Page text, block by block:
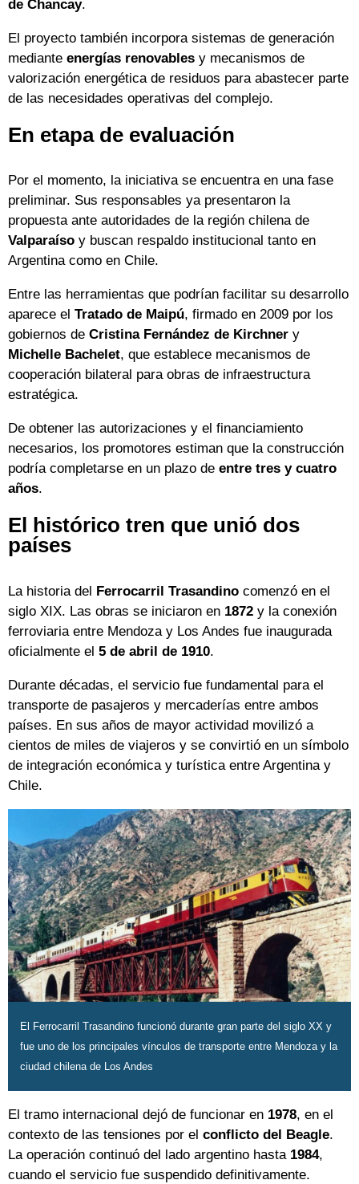
de Chancay.
El proyecto también incorpora sistemas de generación
mediante energías renovables y mecanismos de
valorización energética de residuos para abastecer parte
de las necesidades operativas del complejo.
En etapa de evaluación
Por el momento, la iniciativa se encuentra en una fase
preliminar. Sus responsables ya presentaron la
propuesta ante autoridades de la región chilena de
Valparaíso y buscan respaldo institucional tanto en
Argentina como en Chile.
Entre las herramientas que podrían facilitar su desarrollo
aparece el Tratado de Maipú, firmado en 2009 por los
gobiernos de Cristina Fernández de Kirchner y
Michelle Bachelet, que establece mecanismos de
cooperación bilateral para obras de infraestructura
estratégica.
De obtener las autorizaciones y el financiamiento
necesarios, los promotores estiman que la construcción
podría completarse en un plazo de entre tres y cuatro
años.
El histórico tren que unió dos
países
La historia del Ferrocarril Trasandino comenzó en el
siglo XIX. Las obras se iniciaron en 1872 y la conexión
ferroviaria entre Mendoza y Los Andes fue inaugurada
oficialmente el 5 de abril de 1910.
Durante décadas, el servicio fue fundamental para el
transporte de pasajeros y mercaderías entre ambos
países. En sus años de mayor actividad movilizó a
cientos de miles de viajeros y se convirtió en un símbolo
de integración económica y turística entre Argentina y
Chile.
El Ferrocarril Trasandino funcionó durante gran parte del siglo XX y
fue uno de los principales vínculos de transporte entre Mendoza y la
ciudad chilena de Los Andes
El tramo internacional dejó de funcionar en 1978, en el
contexto de las tensiones por el conflicto del Beagle.
La operación continuó del lado argentino hasta 1984,
cuando el servicio fue suspendido definitivamente.